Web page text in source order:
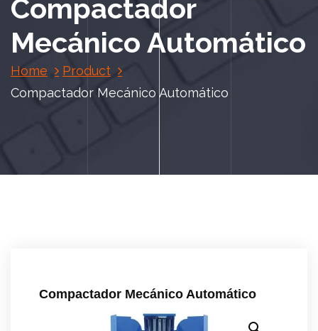
Compactador
Mecánico Automático
Home
Product
Compactador Mecánico Automático
Compactador Mecánico Automático